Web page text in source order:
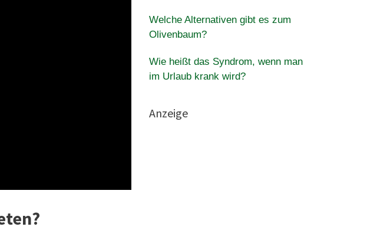
Welche Alternativen gibt es zum
Olivenbaum?
Wie heißt das Syndrom, wenn man
im Urlaub krank wird?
Anzeige